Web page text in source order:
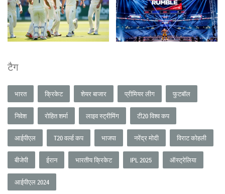
टैग
भारत क्रिकेट शेयर बाजार प्रीमियर लीग फुटबॉल
निवेश रोहित शर्मा लाइव स्ट्रीमिंग टी20 विश्व कप
आईपीएल T20 वर्ल्ड कप भाजपा नरेंद्र मोदी विराट कोहली
बीजेपी ईरान भारतीय क्रिकेट IPL 2025 ऑस्ट्रेलिया
आईपीएल 2024